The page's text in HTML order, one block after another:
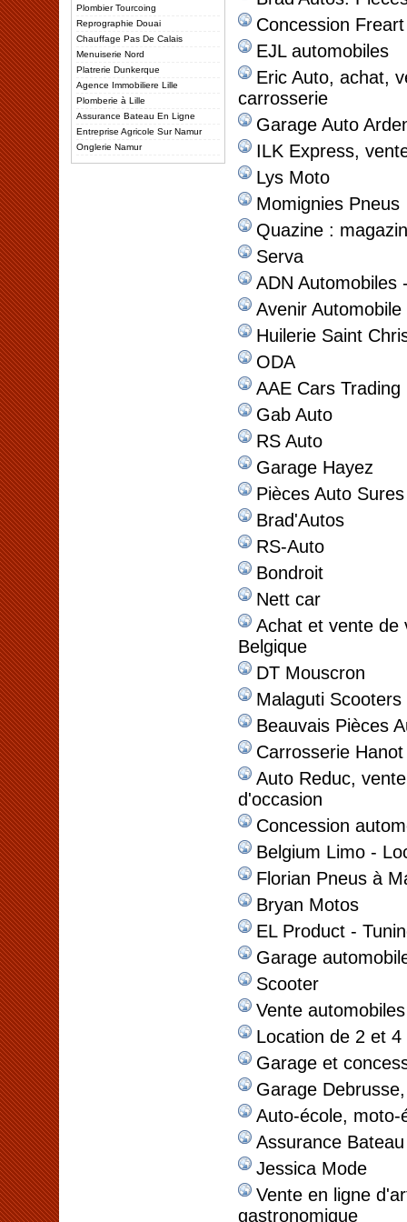
Plombier Tourcoing
Reprographie Douai
Chauffage Pas De Calais
Menuiserie Nord
Platrerie Dunkerque
Agence Immobiliere Lille
Plomberie à Lille
Assurance Bateau En Ligne
Entreprise Agricole Sur Namur
Onglerie Namur
Concession
EJL automobiles
Eric Auto, achat,
carrosserie
Garage Auto
ILK Express,
Lys Moto
Momignies Pneus
Quazine :
Serva
ADN Automobiles
Avenir Automobile
Huilerie Saint
ODA
AAE Cars Trading
Gab Auto
RS Auto
Garage Hayez
Pièces Auto Sures
Brad'Autos
RS-Auto
Bondroit
Nett car
Achat et vente de
Belgique
DT Mouscron
Malaguti Scooters
Beauvais Pièces
Carrosserie Hanot
Auto Reduc,
d'occasion
Concession
Belgium Limo -
Florian Pneus à
Bryan Motos
EL Product -
Garage
Scooter
Vente
Location de 2 et
Garage et
Garage
Auto-école, moto-
Assurance
Jessica Mode
Vente en ligne
gastronomique